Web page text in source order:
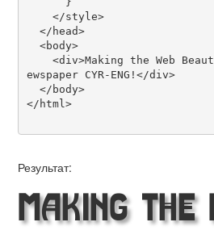
ewspaper CYR-ENG!</div>
</html>
Результат:
Making the